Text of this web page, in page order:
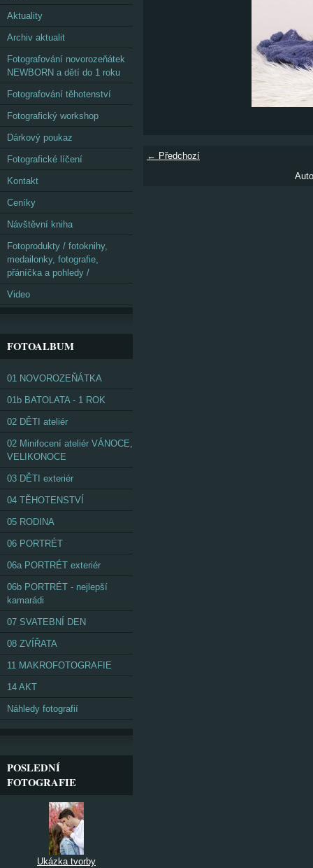
← Předchozí
Aktuality
Archiv aktualit
Fotografování novorozeňátek
NEWBORN a dětí do 1 roku
Fotografování těhotenství
Fotografický workshop
Dárkový poukaz
Fotografické líčení
Kontakt
Ceníky
Návštěvní kniha
Fotoprodukty / fotoknihy,
medailonky, fotografie,
přáníčka a pohledy /
Video
FOTOALBUM
01 NOVOROZEŇÁTKA
01b BATOLATA - 1 ROK
02 DĚTI ateliér
02 Minifocení ateliér VÁNOCE,
VELIKONOCE
03 DĚTI exteriér
04 TĚHOTENSTVÍ
05 RODINA
06 PORTRÉT
06a PORTRÉT exteriér
06b PORTRÉT - nejlepší
kamarádi
07 SVATEBNÍ DEN
08 ZVÍŘATA
11 MAKROFOTOGRAFIE
14 AKT
Náhledy fotografií
POSLEDNÍ
FOTOGRAFIE
Ukázka tvorby